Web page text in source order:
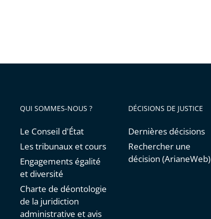
QUI SOMMES-NOUS ?
Le Conseil d'État
Les tribunaux et cours
Engagements égalité
et diversité
Charte de déontologie
de la juridiction
administrative et avis
DÉCISIONS DE JUSTICE
Dernières décisions
Rechercher une
décision (ArianeWeb)